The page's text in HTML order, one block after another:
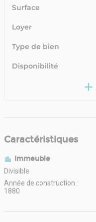
Surface
Loyer
Type de bien
Disponibilité
Caractéristiques
Immeuble
Divisible
Année de construction :
1880